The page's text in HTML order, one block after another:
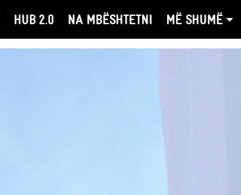
HUB 2.0 NA MBËSHTETNI
MË SHUMË
↔